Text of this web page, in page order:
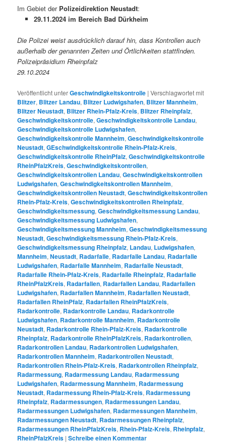
Im Gebiet der Polizeidirektion Neustadt:
29.11.2024 im Bereich Bad Dürkheim
Die Polizei weist ausdrücklich darauf hin, dass Kontrollen auch
außerhalb der genannten Zeiten und Örtlichkeiten stattfinden.
Polizeipräsidium Rheinpfalz
29.10.2024
Veröffentlicht unterGeschwindigkeitskontrolle |Verschlagwortet mit
Blitzer, Blitzer Landau, Blitzer Ludwigshafen, Blitzer Mannheim,
Blitzer Neustadt, Blitzer Rhein-Pfalz-Kreis, Blitzer Rheinpfalz,
Geschwindigkeitskontrolle,Geschwindigkeitskontrolle Landau,
Geschwindigkeitskontrolle Ludwigshafen,
Geschwindigkeitskontrolle Mannheim,Geschwindigkeitskontrolle
Neustadt,GEschwindigkeitskontrolle Rhein-Pfalz-Kreis,
Geschwindigkeitskontrolle RheinPfalz,Geschwindigkeitskontrolle
RheinPfalzKreis,Geschwindigkeitskontrollen,
Geschwindigkeitskontrollen Landau,Geschwindigkeitskontrollen
Ludwigshafen,Geschwindigkeitskontrollen Mannheim,
Geschwindigkeitskontrollen Neustadt,Geschwindigkeitskontrollen
Rhein-Pfalz-Kreis,Geschwindigkeitskontrollen Rheinpfalz,
Geschwindigkeitsmessung,Geschwindigkeitsmessung Landau,
Geschwindigkeitsmessung Ludwigshafen,
Geschwindigkeitsmessung Mannheim,Geschwindigkeitsmessung
Neustadt,Geschwindigkeitsmessung Rhein-Pfalz-Kreis,
Geschwindigkeitsmessung Rheinpfalz, Landau, Ludwigshafen,
Mannheim,Neustadt, Radarfalle, Radarfalle Landau, Radarfalle
Ludwigshafen, Radarfalle Mannheim, Radarfalle Neustadt,
Radarfalle Rhein-Pfalz-Kreis, Radarfalle Rheinpfalz, Radarfalle
RheinPfalzKreis, Radarfallen, Radarfallen Landau, Radarfallen
Ludwigshafen, Radarfallen Mannheim, Radarfallen Neustadt,
Radarfallen RheinPfalz, Radarfallen RheinPfalzKreis,
Radarkontrolle, Radarkontrolle Landau, Radarkontrolle
Ludwigshafen, Radarkontrolle Mannheim, Radarkontrolle
Neustadt, Radarkontrolle Rhein-Pfalz-Kreis, Radarkontrolle
Rheinpfalz, Radarkontrolle RheinPfalzKreis, Radarkontrollen,
Radarkontrollen Landau, Radarkontrollen Ludwigshafen,
Radarkontrollen Mannheim, Radarkontrollen Neustadt,
Radarkontrollen Rhein-Pfalz-Kreis, Radarkontrollen Rheinpfalz,
Radarmessung, Radarmessung Landau, Radarmessung
Ludwigshafen, Radarmessung Mannheim, Radarmessung
Neustadt, Radarmessung Rhein-Pfalz-Kreis, Radarmessung
Rheinpfalz, Radarmessungen, Radarmessungen Landau,
Radarmessungen Ludwigshafen, Radarmessungen Mannheim,
Radarmessungen Neustadt, Radarmessungen Rheinpfalz,
Radarmessungen RheinPfalzKreis, Rhein-Pfalz-Kreis, Rheinpfalz,
RheinPfalzKreis |Schreibe einen Kommentar